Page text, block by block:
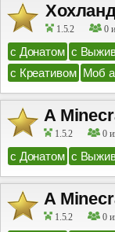
1.5.2 0
с Донатом с
с Креативом Моб
A
1.5.2 0
с Донатом с
A
1.5.2 0